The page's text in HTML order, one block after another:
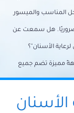
المناسب والميسور
ضروريًا. هل سمعت عن
لرعاية الأسنان"؟
مميزة تضم جميع
تحت سقف واحد،
شاملًا لجميع
الأسنان